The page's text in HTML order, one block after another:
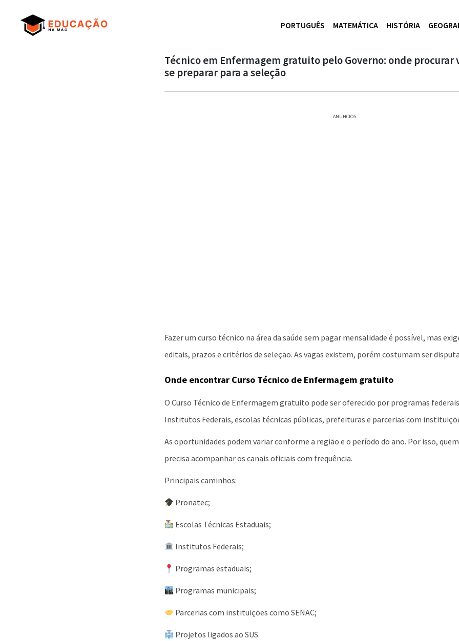
PORTUGUÊS MATEMÁTICA HISTÓRIA
Técnico em Enfermagem gratuito pelo Governo: onde procurar
se preparar para a seleção
ANÚNCIOS
Fazer um curso técnico na área da saúde sem pagar mensalidade é possível, mas
editais, prazos e critérios de seleção. As vagas existem, porém costumam ser
Onde encontrar Curso Técnico de Enfermagem gratuito
O Curso Técnico de Enfermagem gratuito pode ser oferecido por programas
Institutos Federais, escolas técnicas públicas, prefeituras e parcerias com
As oportunidades podem variar conforme a região e o período do ano. Por isso,
precisa acompanhar os canais oficiais com frequência.
Principais caminhos:
Pronatec;
Escolas Técnicas Estaduais;
Institutos Federais;
Programas estaduais;
Programas municipais;
Parcerias com instituições como SENAC;
Projetos ligados ao SUS.